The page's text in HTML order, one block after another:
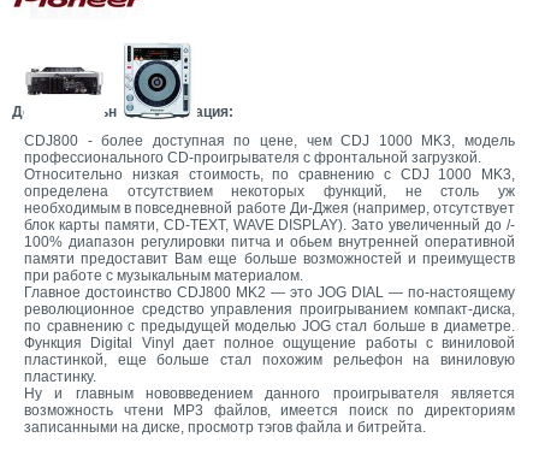
Дополнительная информация:
CDJ800 - более доступная по цене, чем CDJ 1000 MK3, модель
профессионального CD-проигрывателя с фронтальной загрузкой.
Относительно низкая стоимость, по сравнению с CDJ 1000 MK3,
определена отсутствием некоторых функций, не столь уж
необходимым в повседневной работе Ди-Джея (например, отсутствует
блок карты памяти, CD-TEXT, WAVE DISPLAY). Зато увеличенный до /-
100% диапазон регулировки питча и обьем внутренней оперативной
памяти предоставит Вам еще больше возможностей и преимуществ
при работе с музыкальным материалом.
Главное достоинство CDJ800 MK2 — это JOG DIAL — по-настоящему
революционное средство управления проигрыванием компакт-диска,
по сравнению с предыдущей моделью JOG стал больше в диаметре.
Функция Digital Vinyl дает полное ощущение работы с виниловой
пластинкой, еще больше стал похожим рельефон на виниловую
пластинку.
Ну и главным нововведением данного проигрывателя является
возможность чтени MP3 файлов, имеется поиск по директориям
записанными на диске, просмотр тэгов файла и битрейта.